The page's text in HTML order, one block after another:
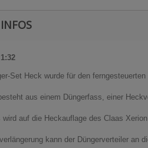
Set Heck wurde für den
aus einem Düngerfass, einer
wird auf die Heckauflage des Claas
kann der Düngerverteiler an